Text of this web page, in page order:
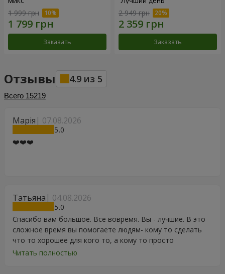
1 999 грн
Заказать
2 949 грн
Заказать
Отзывы 4.9 из 5
Всего 15219
Марія 07.08.2026
5
❤️❤️❤️
Татьяна 04.08.2026
5
Спасибо вам большое. Все вовремя. Вы - лучшие. В это
сложное время вы помогаете людям- кому то сделать
что то хорошее для кого то, а кому то просто
порадоваться цветам, подарку, тортику, поздравлению.
Читать полностью